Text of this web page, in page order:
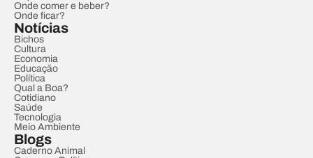
Onde comer e beber?
Onde ficar?
Notícias
Bichos
Cultura
Economia
Educação
Política
Qual a Boa?
Cotidiano
Saúde
Tecnologia
Meio Ambiente
Blogs
Caderno Animal